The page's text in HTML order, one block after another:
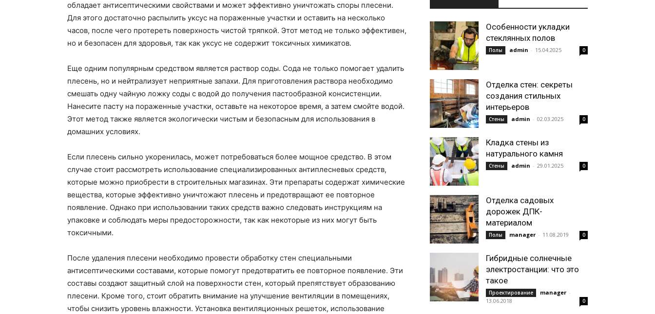
обладает антисептическими свойствами и может эффективно уничтожать споры плесени.
Для этого достаточно распылить уксус на пораженные участки и оставить на несколько
часов, после чего протереть поверхность чистой тряпкой. Этот метод не только эффективен,
но и безопасен для здоровья, так как уксус не содержит токсичных химикатов.
Еще одним популярным средством является раствор соды. Сода не только помогает удалить
плесень, но и нейтрализует неприятные запахи. Для приготовления раствора необходимо
смешать одну чайную ложку соды с водой до получения пастообразной консистенции.
Нанесите пасту на пораженные участки, оставьте на некоторое время, а затем смойте водой.
Этот метод также является экологически чистым и безопасным для использования в
домашних условиях.
Если плесень сильно укоренилась, может потребоваться более мощное средство. В этом
случае стоит рассмотреть использование специализированных антиплесневых средств,
которые можно приобрести в строительных магазинах. Эти препараты содержат химические
вещества, которые эффективно уничтожают плесень и предотвращают ее повторное
появление. Однако при использовании таких средств важно следовать инструкциям на
упаковке и соблюдать меры предосторожности, так как некоторые из них могут быть
токсичными.
После удаления плесени необходимо провести обработку стен специальными
антисептическими составами, которые помогут предотвратить ее повторное появление. Эти
составы создают защитный слой на поверхности стен, который препятствует образованию
плесени. Кроме того, стоит обратить внимание на улучшение вентиляции в помещениях,
чтобы снизить уровень влажности. Установка вентиляционных решеток, использование
Особенности укладки
стеклянных полов
Полы admin - 15.04.2025 0
Отделка стен: секреты
создания стильных
интерьеров
Стены admin - 02.03.2025 0
Кладка стены из
натурального камня
Стены admin - 29.01.2025 0
Отделка садовых
дорожек ДПК-
материалом
Полы manager - 11.08.2019 0
Гибридные солнечные
электростанции: что это
такое
Проектирование manager -
13.06.2018
0